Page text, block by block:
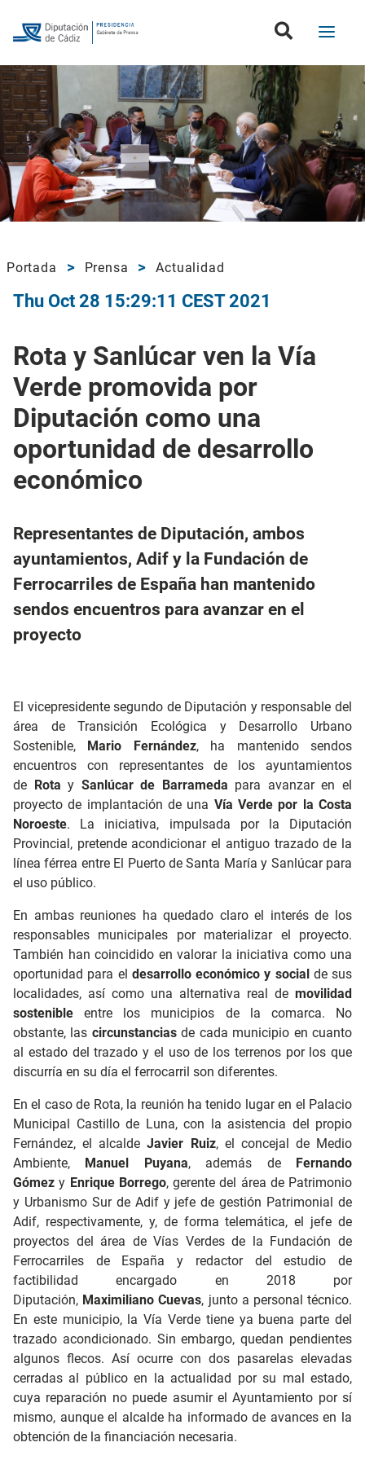
Portada Prensa Actualidad
Thu Oct 28 15:29:11 CEST 2021
Rota y Sanlúcar ven la Vía
Verde promovida por
Diputación como una
oportunidad de desarrollo
económico
Representantes de Diputación, ambos
ayuntamientos, Adif y la Fundación de
Ferrocarriles de España han mantenido
sendos encuentros para avanzar en el
proyecto
El vicepresidente segundo de Diputación y responsable del
área de Transición Ecológica y Desarrollo Urbano
Sostenible, Mario Fernández, ha mantenido sendos
encuentros con representantes de los ayuntamientos
de Rota y Sanlúcar de Barrameda para avanzar en el
proyecto de implantación de una Vía Verde por la Costa
Noroeste. La iniciativa, impulsada por la Diputación
Provincial, pretende acondicionar el antiguo trazado de la
línea férrea entre El Puerto de Santa María y Sanlúcar para
el uso público.
En ambas reuniones ha quedado claro el interés de los
responsables municipales por materializar el proyecto.
También han coincidido en valorar la iniciativa como una
oportunidad para el desarrollo económico y socialde sus
localidades, así como una alternativa real de movilidad
sostenible entre los municipios de la comarca. No
obstante, las circunstanciasde cada municipio en cuanto
al estado del trazado y el uso de los terrenos por los que
discurría en su día el ferrocarril son diferentes.
En el caso de Rota, la reunión ha tenido lugar en el Palacio
Municipal Castillo de Luna, con la asistencia del propio
Fernández, el alcaldeJavier Ruiz, el concejal de Medio
Ambiente, Manuel Puyana, además de Fernando
Gómez y Enrique Borrego, gerente del área de Patrimonio
y Urbanismo Sur de Adif y jefe de gestión Patrimonial de
Adif, respectivamente, y, de forma telemática, el jefe de
proyectos del área de Vías Verdes de la Fundación de
Ferrocarriles de España y redactor del estudio de
factibilidad encargado en 2018 por
Diputación, Maximiliano Cuevas, junto a personal técnico.
En este municipio, la Vía Verde tiene ya buena parte del
trazado acondicionado. Sin embargo, quedan pendientes
algunos flecos. Así ocurre con dos pasarelas elevadas
cerradas al público en la actualidad por su mal estado,
cuya reparación no puede asumir el Ayuntamiento por sí
mismo, aunque el alcalde ha informado de avances en la
obtención de la financiación necesaria.